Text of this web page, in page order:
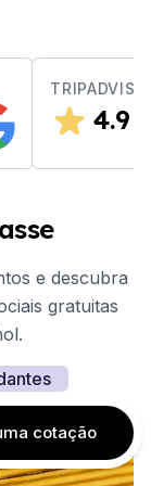
4.9
e descubra
gratuitas
cotação